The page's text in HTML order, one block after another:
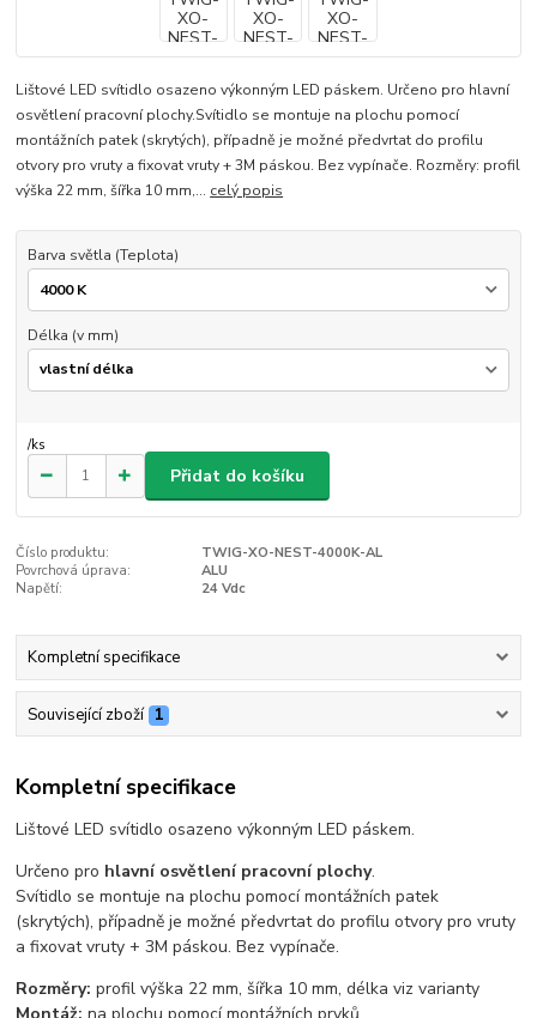
Lištové LED svítidlo osazeno výkonným LED páskem. Určeno pro hlavní
osvětlení pracovní plochy.Svítidlo se montuje na plochu pomocí
montážních patek (skrytých), případně je možné předvrtat do profilu
otvory pro vruty a fixovat vruty + 3M páskou. Bez vypínače. Rozměry: profil
výška 22 mm, šířka 10 mm,... celý popis
Barva světla (Teplota)
Délka (v mm)
/ks
Přidat do košíku
Číslo produktu:
TWIG-XO-NEST-4000K-AL
Povrchová úprava:
ALU
Napětí:
24 Vdc
Kompletní specifikace
Související zboží 1
Kompletní specifikace
Lištové LED svítidlo osazeno výkonným LED páskem.
Určeno pro hlavní osvětlení pracovní plochy.
Svítidlo se montuje na plochu pomocí montážních patek
(skrytých), případně je možné předvrtat do profilu otvory pro vruty
a fixovat vruty + 3M páskou. Bez vypínače.
Rozměry: profil výška 22 mm, šířka 10 mm, délka viz varianty